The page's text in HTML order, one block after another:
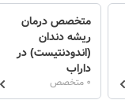
متخصص درمان
ریشه دندان
(اندودنتیست) در
داراب
0 متخصص